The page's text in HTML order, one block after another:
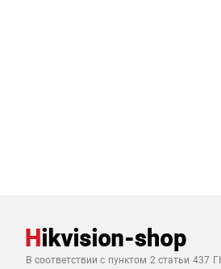
В соответствии с пунктом 2 статьи